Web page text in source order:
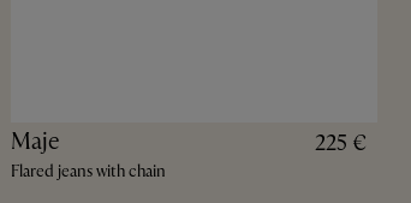
Maje
Flared jeans with chain
225 €